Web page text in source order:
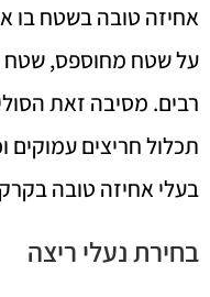
אחיזה טובה בשטח בו
על שטח מחוספס, שטח
רבים. מסיבה זאת
תכלול חריצים עמוקים
בעלי אחיזה טובה
בחירת נעלי ריצה